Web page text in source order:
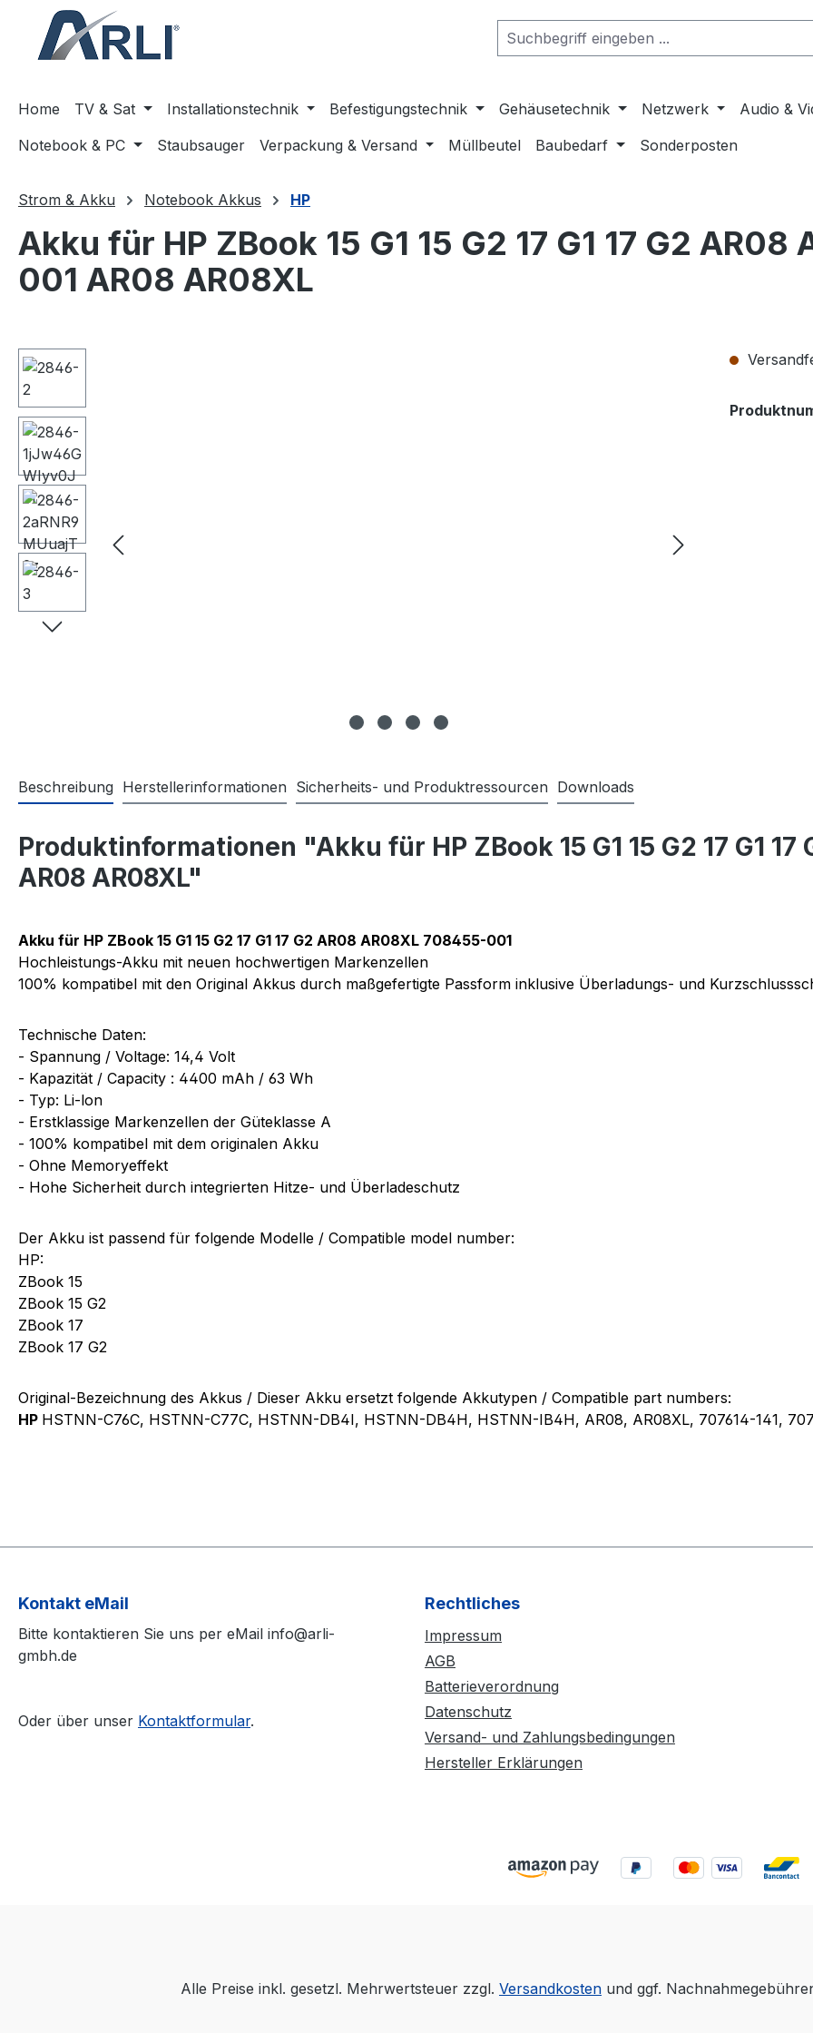
Zur Hauptnavigation springen
Home TV & Sat Installationstechnik Befestigungstechnik Gehäusetechnik Netzwerk Audio &
Notebook & PC
Staubsauger Verpackung & Versand Müllbeutel Baubedarf Sonderposten
Strom & Akku Notebook Akkus HP
Akku für HP ZBook 15 G1 15 G2 17 G1 17 G2
001 AR08 AR08XL
Bildergalerie überspringen
Beschreibung Herstellerinformationen Sicherheits- und Produktressourcen Downloads
Produktinformationen "Akku für HP ZBook 15 G1 15 G2 17 G1 17
AR08 AR08XL"
Akku für HP ZBook 15 G1 15 G2 17 G1 17 G2 AR08 AR08XL 708455-001
Hochleistungs-Akku mit neuen hochwertigen Markenzellen
100% kompatibel mit den Original Akkus durch maßgefertigte Passform inklusive Überladungs- und
Technische Daten:
- Spannung / Voltage: 14,4 Volt
- Kapazität / Capacity : 4400 mAh / 63 Wh
- Typ: Li-lon
- Erstklassige Markenzellen der Güteklasse A
- 100% kompatibel mit dem originalen Akku
- Ohne Memoryeffekt
- Hohe Sicherheit durch integrierten Hitze- und Überladeschutz
Der Akku ist passend für folgende Modelle / Compatible model number:
HP:
ZBook 15
ZBook 15 G2
ZBook 17
ZBook 17 G2
Original-Bezeichnung des Akkus / Dieser Akku ersetzt folgende Akkutypen / Compatible part numbers:
HP HSTNN-C76C, HSTNN-C77C, HSTNN-DB4I, HSTNN-DB4H, HSTNN-IB4H, AR08, AR08XL, 707614-141,
Kontakt eMail
Bitte kontaktieren Sie uns per eMail info@arli-
gmbh.de
Oder über unser Kontaktformular.
Rechtliches
Impressum
AGB
Batterieverordnung
Datenschutz
Versand- und Zahlungsbedingungen
Hersteller Erklärungen
Alle Preise inkl. gesetzl. Mehrwertsteuer zzgl. Versandkosten und ggf.